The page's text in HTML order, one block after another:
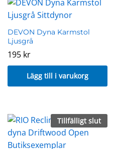
DEVON Dyna Karmstol
Ljusgrå
195 kr
Lägg till i varukorg
Tillfälligt slut